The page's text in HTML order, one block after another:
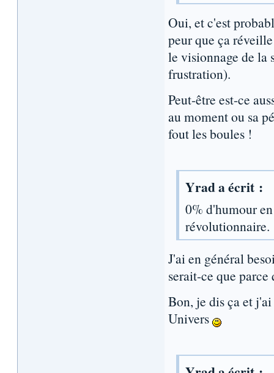
Oui, et c'est
peur que ça
le visionnage de la
frustration).
Peut-être est-ce
au moment ou sa
fout les boules !
Yrad a écrit :
0% d'humour
révolutionnaire.
J'ai en général
serait-ce que
Bon, je dis ça et
Univers